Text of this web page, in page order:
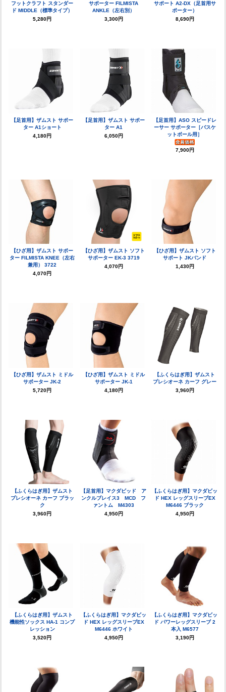
フットクラフト スタンダー
ド MIDDLE（標準タイプ）
5,280円
サポーター FILMISTA
ANKLE（左右別）
3,300円
サポート A2-DX（足首用サ
ポーター）
8,690円
【足首用】ザムスト サポー
ター A1ショート
4,180円
【足首用】ザムスト サポー
ター A1
6,050円
【足首用】ASO スピードレ
ーサー サポーター［バスケ
ットボール用］
7,900円
【ひざ用】ザムスト サポー
ター FILMISTA KNEE（左右
兼用） 3722
4,070円
【ひざ用】ザムスト ソフト
サポーター EK-3 3719
4,070円
【ひざ用】ザムスト ソフト
サポート JKバンド
1,430円
【ひざ用】ザムスト ミドル
サポーター JK-2
5,720円
【ひざ用】ザムスト ミドル
サポーター JK-1
4,180円
【ふくらはぎ用】ザムスト
プレシオーネ カーフ グレー
3,960円
【ふくらはぎ用】ザムスト
プレシオーネ カーフ ブラッ
ク
3,960円
【足首用】マクダビッド ア
ンクルブレイス3 MCD フ
ァントム M4303
4,950円
【ふくらはぎ用】マクダビッ
ド HEX レッグスリーブEX
M6446 ブラック
4,950円
【ふくらはぎ用】ザムスト
機能性ソックス HA-1 コンプ
レッション
3,520円
【ふくらはぎ用】マクダビッ
ド HEX レッグスリーブEX
M6446 ホワイト
4,950円
【ふくらはぎ用】マクダビッ
ド パワーレッグスリーブ 2
本入 M6577
3,190円